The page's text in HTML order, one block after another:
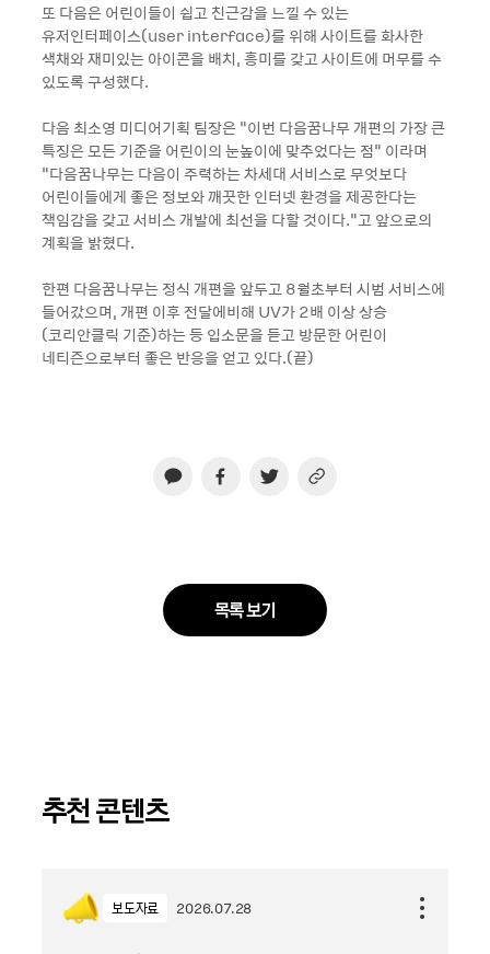
또 다음은 어린이들이 쉽고 친근감을 느낄 수 있는
유저인터페이스(user interface)를 위해 사이트를 화사한
색채와 재미있는 아이콘을 배치, 흥미를 갖고 사이트에 머무를 수
있도록 구성했다.
다음 최소영 미디어기획 팀장은 “이번 다음꿈나무 개편의 가장 큰
특징은 모든 기준을 어린이의 눈높이에 맞추었다는 점” 이라며
“다음꿈나무는 다음이 주력하는 차세대 서비스로 무엇보다
어린이들에게 좋은 정보와 깨끗한 인터넷 환경을 제공한다는
책임감을 갖고 서비스 개발에 최선을 다할 것이다.”고 앞으로의
계획을 밝혔다.
한편 다음꿈나무는 정식 개편을 앞두고 8월초부터 시범 서비스에
들어갔으며, 개편 이후 전달에비해 UV가 2배 이상 상승
(코리안클릭 기준)하는 등 입소문을 듣고 방문한 어린이
네티즌으로부터 좋은 반응을 얻고 있다.(끝)
목록 보기
추천 콘텐츠
보도자료 2026.07.28